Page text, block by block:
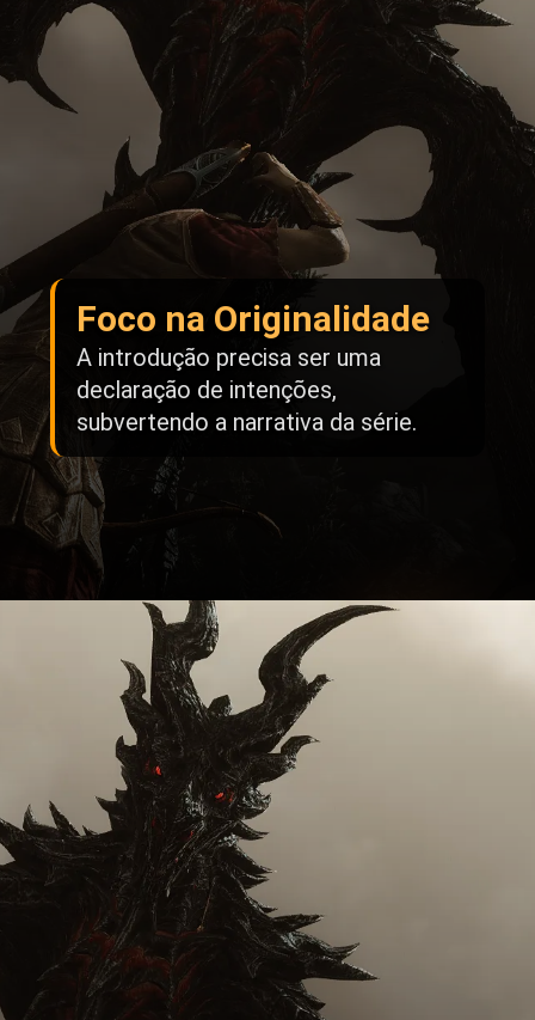
Foco na Originalidade
A introdução precisa ser uma
declaração de intenções,
subvertendo a narrativa da série.